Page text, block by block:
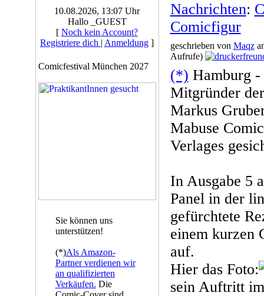
10.08.2026, 13:07 Uhr
Hallo _GUEST
[ Noch kein Account?
Registriere dich | Anmeldung ]
Comicfestival München 2027
Sie können uns
unterstützen!
(*)Als Amazon-
Partner verdienen wir
an qualifizierten
Verkäufen. Die
Nachrichten:
Comicfigur
geschrieben von Maqz
Aufrufe)
(*) Hamburg
Mitgründer
Markus
Mabuse
Verlages
In Ausgabe 5
Panel in der
gefürchtete
einem kurzen
auf.
Hier das Foto:
sein Auftritt